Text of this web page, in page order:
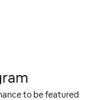
to be featured